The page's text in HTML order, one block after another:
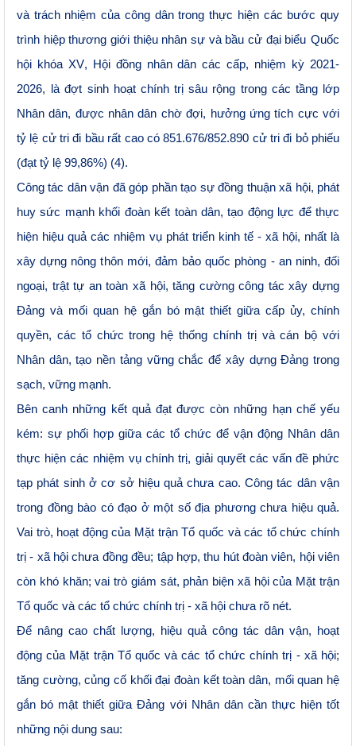
và trách nhiệm của công dân trong thực hiện các bước quy
trình hiệp thương giới thiệu nhân sự và bầu cử đại biểu Quốc
hội khóa XV, Hội đồng nhân dân các cấp, nhiệm kỳ 2021-
2026,
là đợt sinh hoạt chính trị sâu rộng trong các tầng lớp
Nhân dân, được nhân dân chờ đợi, hưởng ứng tích cực với
tỷ lệ cử tri đi bầu rất caocó 851.676/852.890 cử tri đi bỏ phiếu
(đạt tỷ lệ 99,86%) (4).
Công tác dân vận đã góp phần tạo sự đồng thuận xã hội, phát
huy sức mạnh khối đoàn kết toàn dân, tạo động lực để thực
hiện hiệu quả các nhiệm vụ phát triển kinh tế - xã hội, nhất là
xây dựng nông thôn mới, đảm bảo quốc phòng - an ninh, đối
ngoại, trật tự an toàn xã hội, tăng cường công tác xây dựng
Đảng và mối quan hệ gắn bó mật thiết giữa cấp ủy, chính
quyền, các tổ chức trong hệ thống chính trị và cán bộ với
Nhân dân, tạo nền tảng vững chắc để xây dựng Đảng trong
sạch, vững mạnh.
Bên canh những kết quả đạt được còn những hạn chế yếu
kém: sự phối hợp giữa các tổ chức để vận động Nhân dân
thực hiện các nhiệm vụ chính trị, giải quyết các vấn đề phức
tạp phát sinh ở cơ sở hiệu quả chưa cao. Công tác dân vận
trong đồng bào có đạo ở một số địa phương chưa hiệu quả.
Vai trò, hoạt động của Mặt trận Tổ quốc và các tổ chức chính
trị - xã hội chưa đồng đều; tập hợp, thu hút đoàn viên, hội viên
còn khó khăn; vai trò giám sát, phản biện xã hội của Mặt trận
Tổ quốc và các tổ chức chính trị - xã hội chưa rõ nét.
Để nâng cao chất lượng, hiệu quả công tác dân vận, hoạt
động của Mặt trận Tổ quốc và các tổ chức chính trị - xã hội;
tăng cường, củng cố khối đại đoàn kết toàn dân, mối quan hệ
gắn bó mật thiết giữa Đảng với Nhân dân cần thực hiện tốt
những nội dung sau: